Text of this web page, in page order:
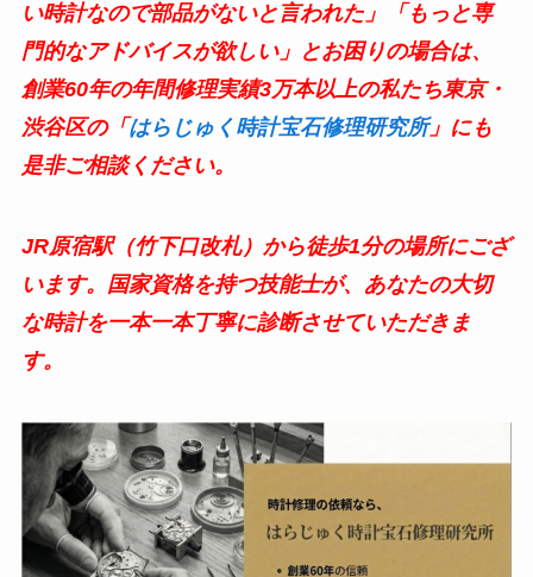
い時計なので部品がないと言われた」「もっと専
門的なアドバイスが欲しい」とお困りの場合は、
創業60年の年間修理実績3万本以上の私たち東京・
渋谷区の「 はらじゅく時計宝石修理研究所」にも
是非ご相談ください。
JR原宿駅（竹下口改札）から徒歩1分の場所にござ
います。国家資格を持つ技能士が、あなたの大切
な時計を一本一本丁寧に診断させていただきま
す。